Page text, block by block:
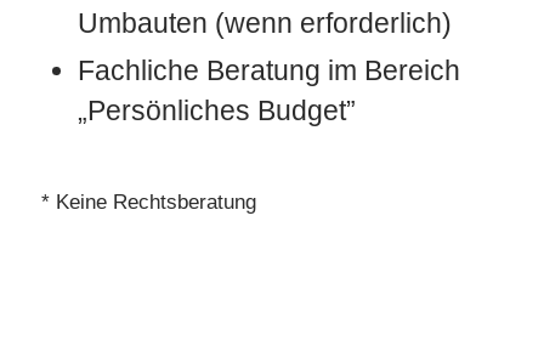
Umbauten (wenn erforderlich)
Fachliche Beratung im Bereich
„Persönliches Budget”
* Keine Rechtsberatung